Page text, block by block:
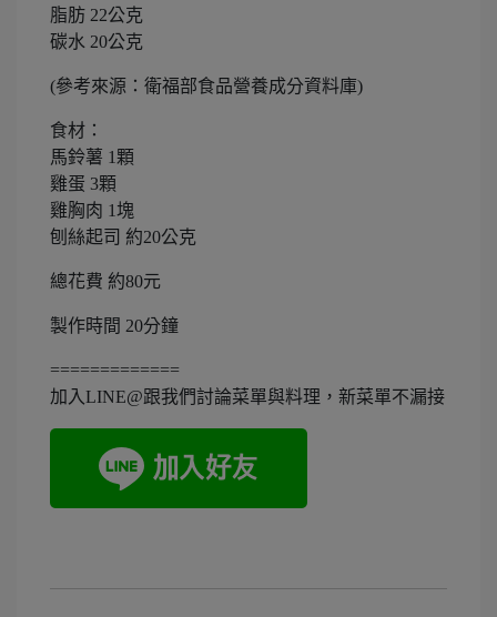
脂肪 22公克
碳水 20公克
(參考來源：衛福部食品營養成分資料庫)
食材：
馬鈴薯 1顆
雞蛋 3顆
雞胸肉 1塊
刨絲起司 約20公克
總花費 約80元
製作時間 20分鐘
=============
加入LINE@跟我們討論菜單與料理，新菜單不漏接